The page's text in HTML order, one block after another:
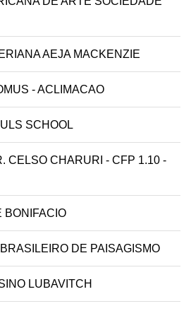
AEJA MACKENZIE
- ACLIMACAO
SCHOOL
CELSO CHARURI - CFP 1.10 -
BONIFACIO
DE PAISAGISMO
LUBAVITCH